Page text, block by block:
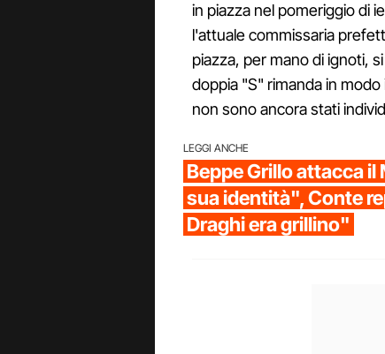
in piazza nel pomeriggio di
l'attuale commissaria
piazza, per mano di ignoti,
doppia "S" rimanda in modo
non sono ancora stati
LEGGI ANCHE
Beppe Grillo attacca
sua identità", Conte
Draghi era grillino"